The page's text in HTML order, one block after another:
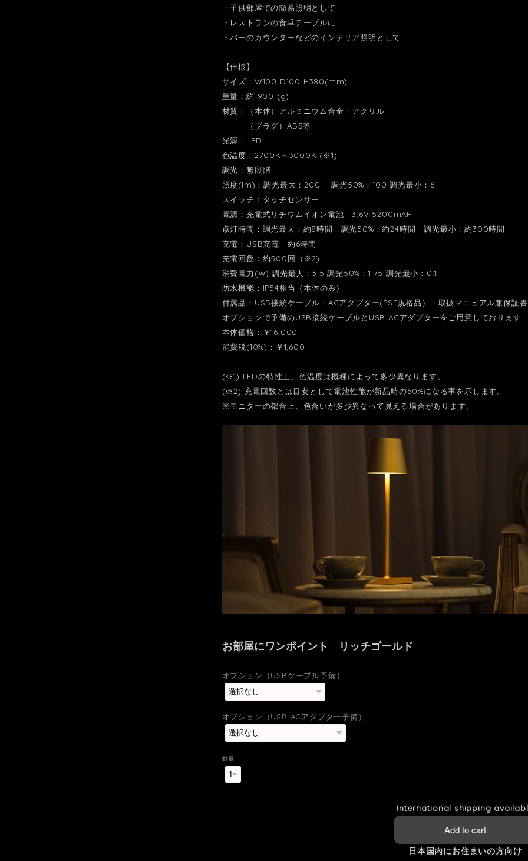
・子供部屋での簡易照明として
・レストランの食卓テーブルに
・バーのカウンターなどのインテリア照明として
【仕様】
サイズ：W100 D100 H380(mm)
重量：約 900 (g)
材質：（本体）アルミニウム合金・アクリル
（プラグ）ABS等
光源：LED
色温度：2700K～3000K (※1)
調光：無段階
照度(lm)：調光最大：200 調光50%：100 調光最小：6
スイッチ：タッチセンサー
電源：充電式リチウムイオン電池 3.6V 5200mAH
点灯時間：調光最大：約8時間 調光50%：約24時間 調光最小：約300時間
充電：USB充電 約6時間
充電回数：約500回（※2)
消費電力(W):調光最大：3.5 調光50%：1.75 調光最小：0.1
防水機能：IP54相当（本体のみ）
付属品：USB接続ケーブル・ACアダプター(PSE規格品）・取扱マニュアル兼保証書
オプションで予備のUSB接続ケーブルとUSB ACアダプターをご用意しております
本体価格：￥16,000
消費税(10%)：￥1,600
(※1) LEDの特性上、色温度は機種によって多少異なります。
(※2) 充電回数とは目安として電池性能が新品時の50%になる事を示します。
※モニターの都合上、色合いが多少異なって見える場合があります。
お部屋にワンポイント リッチゴールド
オプション（USBケーブル予備）
オプション（USB ACアダプター予備）
数量
International shipping
Add to cart
日本国内にお住まいの方向け